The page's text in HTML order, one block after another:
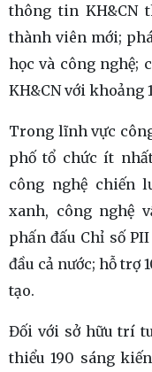
thông tin KH&CN
thành viên mới;
học và công nghệ;
KH&CN với khoảng
Trong lĩnh vực
phố tổ chức ít
công nghệ chiến
xanh, công nghệ
phấn đấu Chỉ số
đầu cả nước; hỗ trợ
tạo.
Đối với sở hữu trí
thiểu 190 sáng